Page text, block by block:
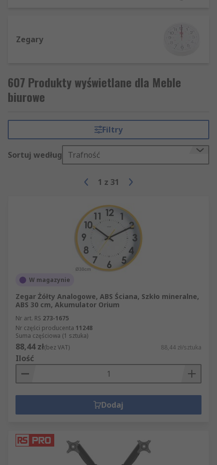
Zegary
607 Produkty wyświetlane dla Meble
biurowe
Filtry
Sortuj według Trafność
1 z 31
W magazynie
Zegar Żółty Analogowe, ABS Ściana, Szkło mineralne,
ABS 30 cm, Akumulator Orium
Nr art. RS 273-1675
Nr części producenta 11248
Suma częściowa (1 sztuka)
88,44 zł(bez VAT) 88,44 zł/sztuka
Ilość
Dodaj